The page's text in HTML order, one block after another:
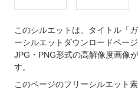
このシルエットは、タイトル「
ーシルエットダウンロードペー
JPG・PNG形式の高解像度画像
す。
このページのフリーシルエット